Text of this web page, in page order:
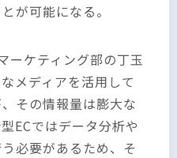
が可能になる。
ーケティング部の丁玉
メディアを活用して
その情報量は膨大な
ECではデータ分析や
必要があるため、そ